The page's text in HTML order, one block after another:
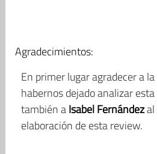
Agradecimientos:
En primer lugar agradecer a
habernos dejado analizar
también aIsabel Fernándezal
elaboración de esta review.